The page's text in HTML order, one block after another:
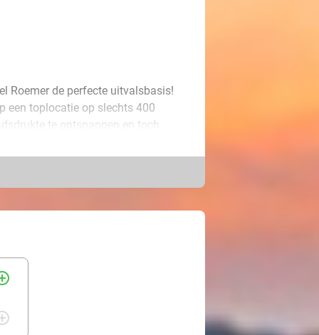
Roemer de perfecte uitvalsbasis!
een toplocatie op slechts 400
te ontsnappen en toch
regendouche, Nespresso-
tijd!